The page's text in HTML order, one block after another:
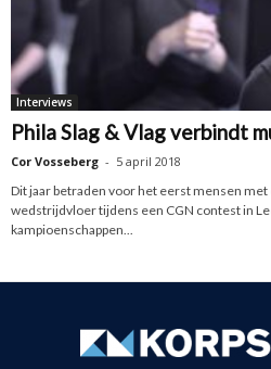
Interviews
Phila Slag & Vlag verbindt
Cor Vosseberg - 5 april 2018
Dit jaar betraden voor het eerst mensen
wedstrijdvloer tijdens een CGN contest in
kampioenschappen...